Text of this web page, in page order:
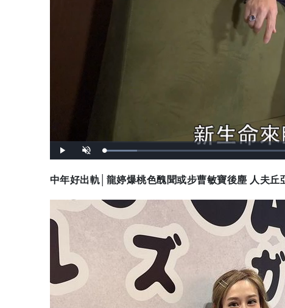
播
放
開
啟
載
入
:
7
1
%
中年好出軌│龍婷爆桃色醜聞或步曹敏寶後塵 人夫